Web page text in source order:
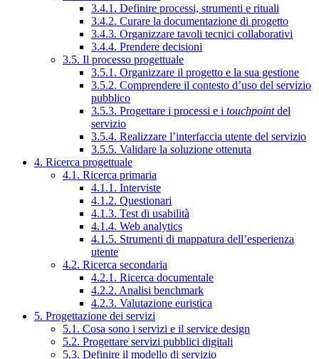
3.4.1. Definire processi, strumenti e rituali
3.4.2. Curare la documentazione di progetto
3.4.3. Organizzare tavoli tecnici collaborativi
3.4.4. Prendere decisioni
3.5. Il processo progettuale
3.5.1. Organizzare il progetto e la sua gestione
3.5.2. Comprendere il contesto d’uso del servizio
pubblico
3.5.3. Progettare i processi e i touchpointdel
servizio
3.5.4. Realizzare l’interfaccia utente del servizio
3.5.5. Validare la soluzione ottenuta
4. Ricerca progettuale
4.1. Ricerca primaria
4.1.1. Interviste
4.1.2. Questionari
4.1.3. Test di usabilità
4.1.4. Web analytics
4.1.5. Strumenti di mappatura dell’esperienza
utente
4.2. Ricerca secondaria
4.2.1. Ricerca documentale
4.2.2. Analisi benchmark
4.2.3. Valutazione euristica
5. Progettazione dei servizi
5.1. Cosa sono i servizi e il service design
5.2. Progettare servizi pubblici digitali
5.3. Definire il modello di servizio